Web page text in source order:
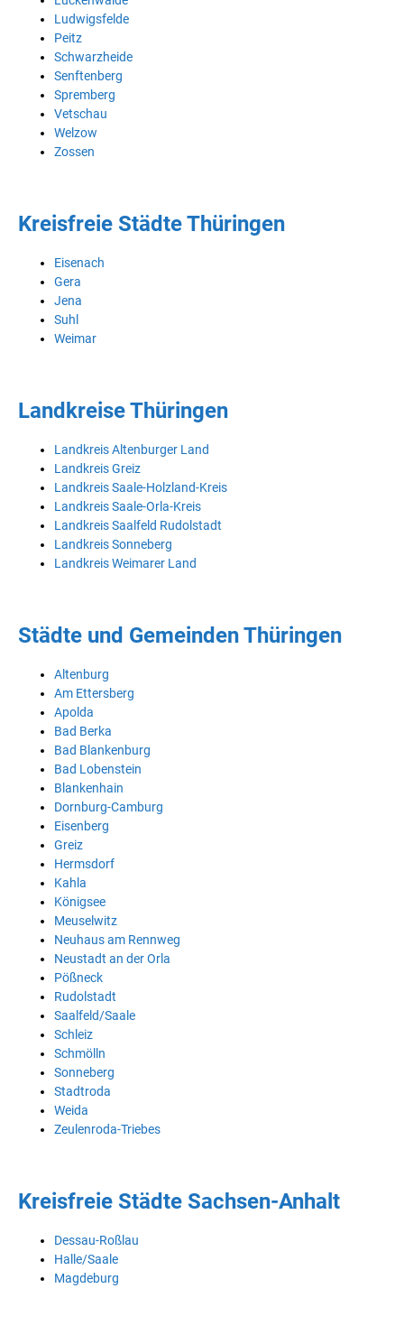
Ludwigsfelde
Peitz
Schwarzheide
Senftenberg
Spremberg
Vetschau
Welzow
Zossen
Kreisfreie Städte Thüringen
Eisenach
Gera
Jena
Suhl
Weimar
Landkreise Thüringen
Landkreis Altenburger Land
Landkreis Greiz
Landkreis Saale-Holzland-Kreis
Landkreis Saale-Orla-Kreis
Landkreis Saalfeld Rudolstadt
Landkreis Sonneberg
Landkreis Weimarer Land
Städte und Gemeinden Thüringen
Altenburg
Am Ettersberg
Apolda
Bad Berka
Bad Blankenburg
Bad Lobenstein
Blankenhain
Dornburg-Camburg
Eisenberg
Greiz
Hermsdorf
Kahla
Königsee
Meuselwitz
Neuhaus am Rennweg
Neustadt an der Orla
Pößneck
Rudolstadt
Saalfeld/Saale
Schleiz
Schmölln
Sonneberg
Stadtroda
Weida
Zeulenroda-Triebes
Kreisfreie Städte Sachsen-Anhalt
Dessau-Roßlau
Halle/Saale
Magdeburg